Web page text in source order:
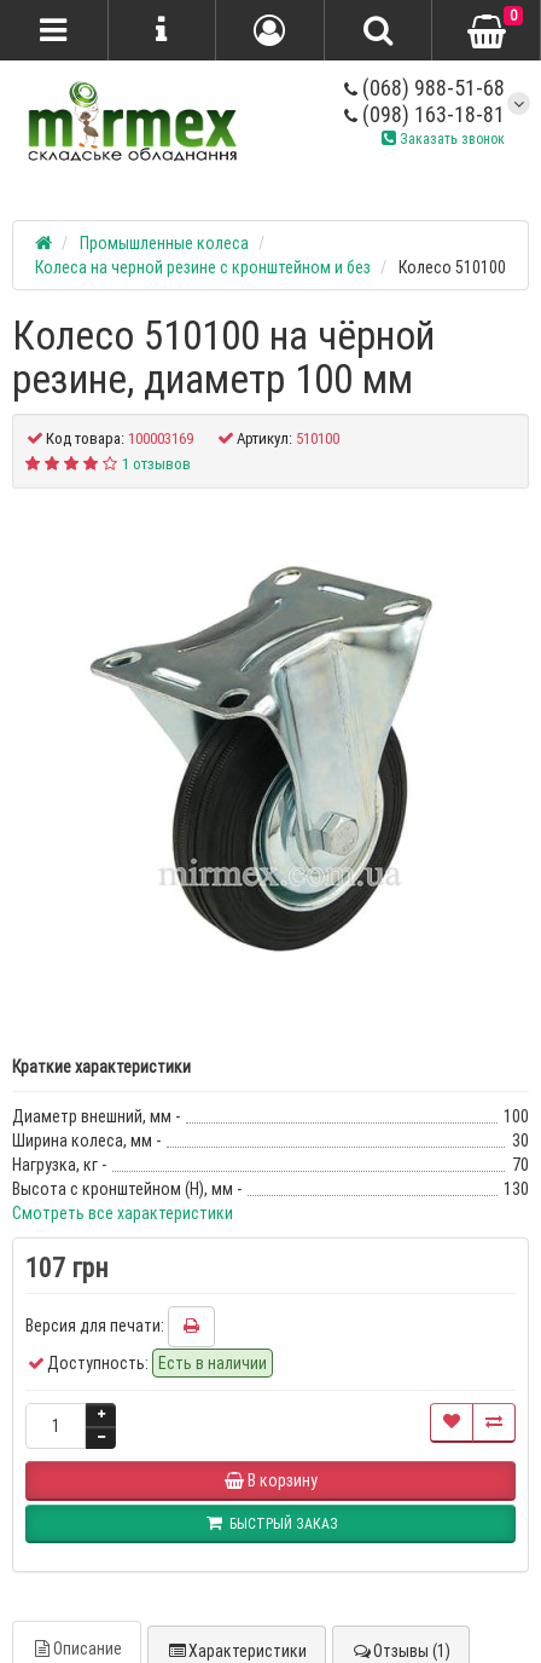
(068) 988-51-68
(098) 163-18-81
Заказать звонок
0
Промышленные колеса
Колеса на черной резине с кронштейном и без
Колесо 510100
Колесо 510100 на чёрной
резине, диаметр 100 мм
Код товара:100003169 Артикул: 510100
1 отзывов
Краткие характеристики
Диаметр внешний, мм -
100
Ширина колеса, мм -
30
Нагрузка, кг -
70
Высота с кронштейном (Н), мм -
130
Смотреть все характеристики
107 грн
Версия для печати:
Доступность: Есть в наличии
В корзину
БЫСТРЫЙ ЗАКАЗ
Описание Характеристики Отзывы (1)